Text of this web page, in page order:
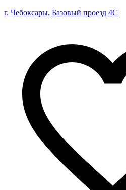
г. Чебоксары, Базовый проезд 4С